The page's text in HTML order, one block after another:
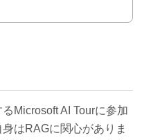
Microsoft AI Tourに参加
はRAGに関心がありま